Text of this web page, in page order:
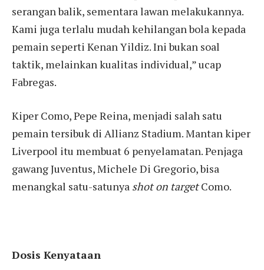
serangan balik, sementara lawan melakukannya.
Kami juga terlalu mudah kehilangan bola kepada
pemain seperti Kenan Yildiz. Ini bukan soal
taktik, melainkan kualitas individual,” ucap
Fabregas.
Kiper Como, Pepe Reina, menjadi salah satu
pemain tersibuk di Allianz Stadium. Mantan kiper
Liverpool itu membuat 6 penyelamatan. Penjaga
gawang Juventus, Michele Di Gregorio, bisa
menangkal satu-satunya shot on targetComo.
Dosis Kenyataan